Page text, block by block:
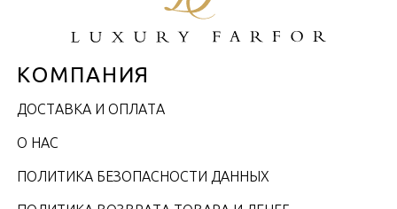
КОМПАНИЯ
ДОСТАВКА И ОПЛАТА
О НАС
ПОЛИТИКА БЕЗОПАСНОСТИ ДАННЫХ